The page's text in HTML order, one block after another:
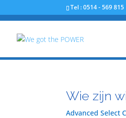
Tel : 0514 - 569
Wie zijn
Advanced Select